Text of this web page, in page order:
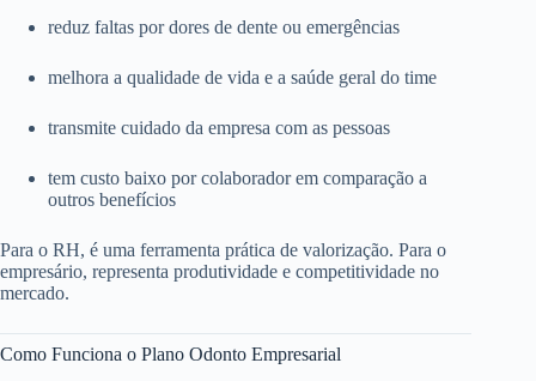
reduz faltas por dores de dente ou emergências
melhora a qualidade de vida e a saúde geral do time
transmite cuidado da empresa com as pessoas
tem custo baixo por colaborador em comparação a
outros benefícios
Para o RH, é uma ferramenta prática de valorização. Para o
empresário, representa produtividade e competitividade no
mercado.
Como Funciona o Plano Odonto Empresarial